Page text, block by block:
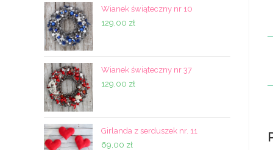
Wianek świąteczny nr 10
129,00 zł
Wianek świąteczny nr 37
129,00 zł
Girlanda z serduszek nr. 11
69,00 zł